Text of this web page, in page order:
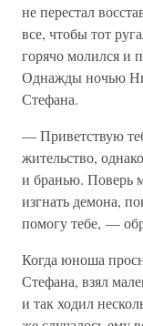
не перестал
все, чтобы тот
горячо молился и
Однажды ночью
Стефана.
— Приветствую
жительство,
и бранью. Поверь
изгнать демона,
помогу тебе, —
Когда юноша
Стефана, взял
и так ходил